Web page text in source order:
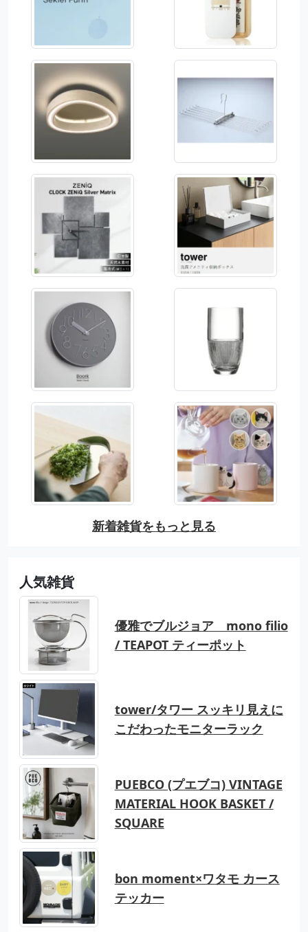
新着雑貨をもっと見る
人気雑貨
優雅でブルジョア mono filio
/ TEAPOT ティーポット
tower/タワー スッキリ見えに
こだわったモニターラック
PUEBCO (プエブコ) VINTAGE
MATERIAL HOOK BASKET /
SQUARE
bon moment×ワタモ カース
テッカー